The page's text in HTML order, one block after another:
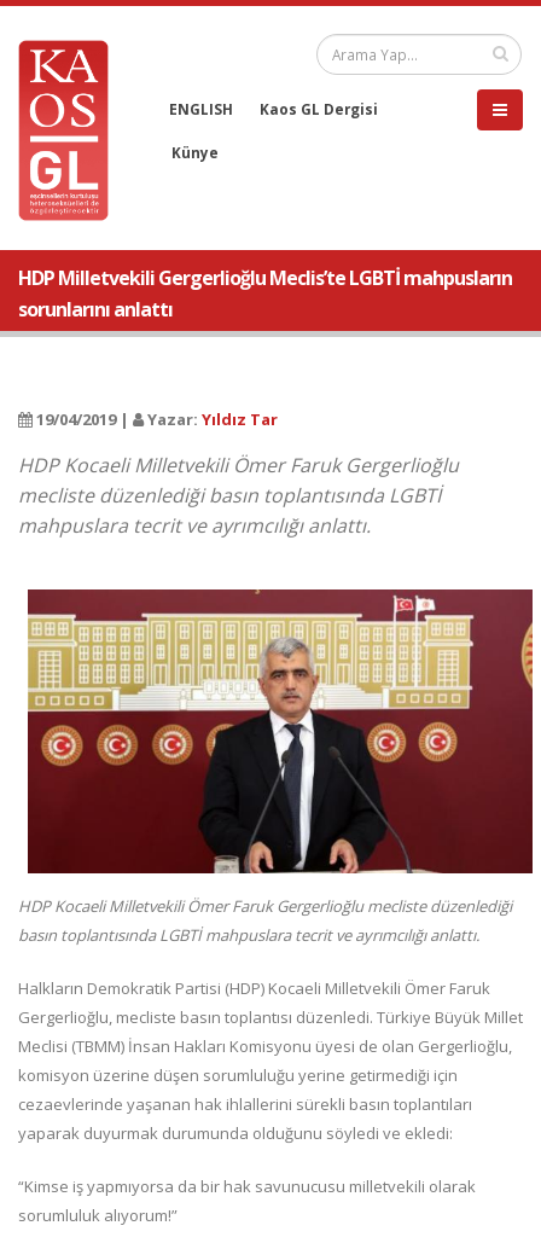
ENGLISH Kaos GL Dergisi
Künye
HDP Milletvekili Gergerlioğlu Meclis’te LGBTİ mahpusların
sorunlarını anlattı
19/04/2019 | Yazar: Yıldız Tar
​HDP Kocaeli Milletvekili Ömer Faruk Gergerlioğlu
mecliste düzenlediği basın toplantısında LGBTİ
mahpuslara tecrit ve ayrımcılığı anlattı.
HDP Kocaeli Milletvekili Ömer Faruk Gergerlioğlu mecliste düzenlediği
basın toplantısında LGBTİ mahpuslara tecrit ve ayrımcılığı anlattı.
Halkların Demokratik Partisi (HDP) Kocaeli Milletvekili Ömer Faruk
Gergerlioğlu, mecliste basın toplantısı düzenledi. Türkiye Büyük Millet
Meclisi (TBMM) İnsan Hakları Komisyonu üyesi de olan Gergerlioğlu,
komisyon üzerine düşen sorumluluğu yerine getirmediği için
cezaevlerinde yaşanan hak ihlallerini sürekli basın toplantıları
yaparak duyurmak durumunda olduğunu söyledi ve ekledi:
“Kimse iş yapmıyorsa da bir hak savunucusu milletvekili olarak
sorumluluk alıyorum!”